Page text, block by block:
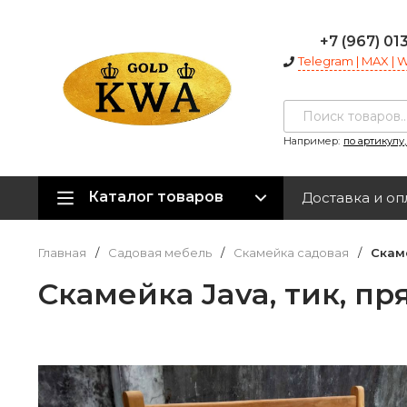
+7 (967)
Telegram | MAX |
Например: по
Каталог товаров Доставка и
Главная / Садовая мебель / Скамейка садовая /
Скамейка Java, тик,